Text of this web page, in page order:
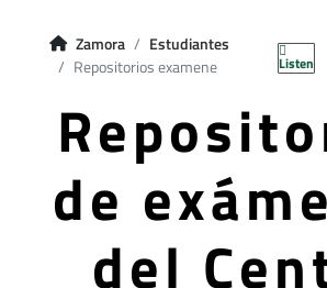
Zamora
Estudiantes
Repositorios examene
Listen
de
del